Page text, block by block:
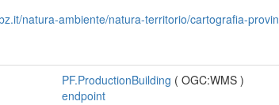
natura-ambiente/natura-territorio/cartografia-
PF.ProductionBuilding (OGC:WMS)
endpoint